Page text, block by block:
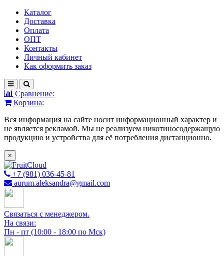
Каталог
Доставка
Оплата
ОПТ
Контакты
Личный кабинет
Как оформить заказ
Сравнение:
Корзина:
Вся информация на сайте носит информационный характер и
не является рекламой. Мы не реализуем никотиносодержащую
продукцию и устройства для её потребления дистанционно.
×
+7 (981) 036-45-81
aurum.aleksandra@gmail.com
Связаться с менеджером.
На связи:
Пн - пт (10:00 - 18:00 по Мск)